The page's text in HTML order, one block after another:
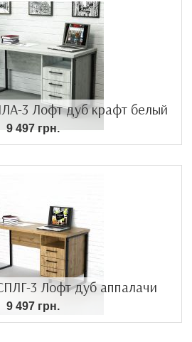
3 Лофт дуб крафт белый
9 497 грн.
3 Лофт дуб аппалачи
9 497 грн.